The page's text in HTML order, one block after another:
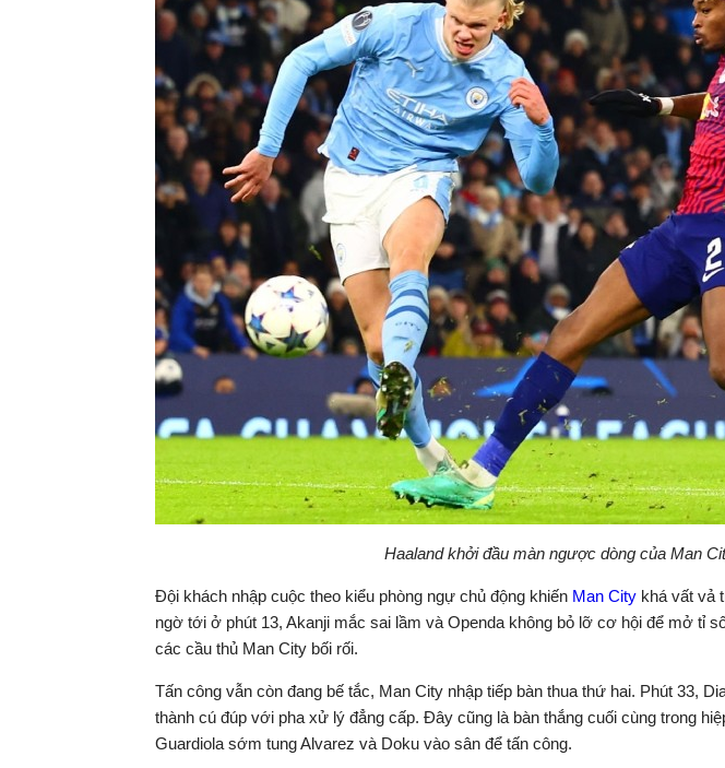
Haaland khởi đầu màn ngược dòng của Man
Đội khách nhập cuộc theo kiểu phòng ngự chủ động khiến Man City khá vất vả
ngờ tới ở phút 13, Akanji mắc sai lầm và Openda không bỏ lỡ cơ hội để mở tỉ
các cầu thủ Man City bối rối.
Tấn công vẫn còn đang bế tắc, Man City nhập tiếp bàn thua thứ hai. Phút 33,
thành cú đúp với pha xử lý đẳng cấp. Đây cũng là bàn thắng cuối cùng trong
Guardiola sớm tung Alvarez và Doku vào sân để tấn công.